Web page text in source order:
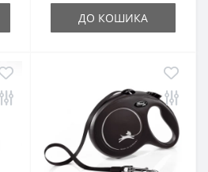
ДО КОШИКА